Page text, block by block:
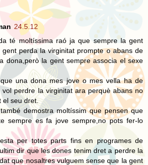
24.5.12
té moltíssima raó ja que sempre la gent
gent perda la virginitat prompte o abans de
dona,però la gent sempre associa el sexe
una dona mes jove o mes vella ha de
perdre la virginitat ara perquè abans no
el seu dret.
demostra moltíssim que pensen que
sempre es fa jove sempre,no pots fer-lo
per totes parts fins en programes de
dir que les dones tenim dret a perdre la
que nosaltres vulguem sense que la gent